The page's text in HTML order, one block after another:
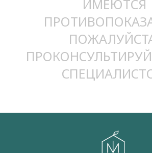
ИМЕЮТСЯ